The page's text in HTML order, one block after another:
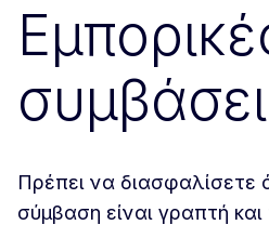
Πρέπει να διασφαλίσετε
σύμβαση είναι γραπτή και